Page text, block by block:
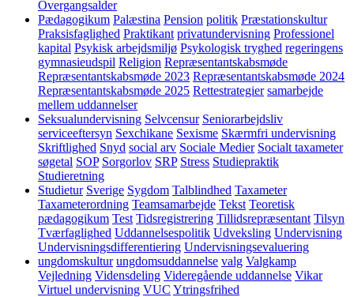
Overgangsalder
Pædagogikum Palæstina Pension politik Præstationskultur
Praksisfaglighed Praktikant privatundervisning Professionel
kapital Psykisk arbejdsmiljø Psykologisk tryghed regeringens
gymnasieudspil Religion Repræsentantskabsmøde
Repræsentantskabsmøde 2023 Repræsentantskabsmøde 2024
Repræsentantskabsmøde 2025 Rettestrategier samarbejde
mellem uddannelser
Seksualundervisning Selvcensur Seniorarbejdsliv
serviceeftersyn Sexchikane Sexisme Skærmfri undervisning
Skriftlighed Snyd social arv Sociale Medier Socialt taxameter
søgetal SOP Sorgorlov SRP Stress Studiepraktik
Studieretning
Studietur Sverige Sygdom Talblindhed Taxameter
Taxameterordning Teamsamarbejde Tekst Teoretisk
pædagogikum Test Tidsregistrering Tillidsrepræsentant Tilsyn
Tværfaglighed Uddannelsespolitik Udveksling Undervisning
Undervisningsdifferentiering Undervisningsevaluering
ungdomskultur ungdomsuddannelse valg Valgkamp
Vejledning Vidensdeling Videregående uddannelse Vikar
Virtuel undervisning VUC Ytringsfrihed